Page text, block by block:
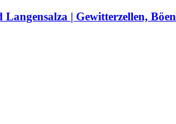
Langensalza | Gewitterzellen,